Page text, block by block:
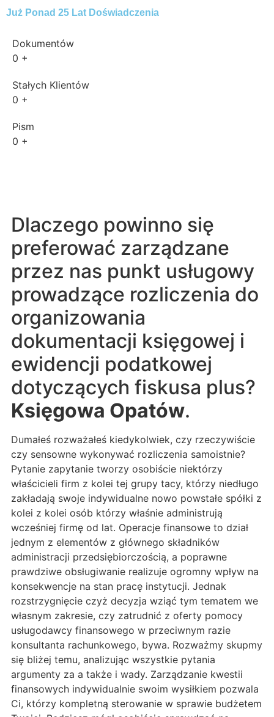
Już Ponad 25 Lat Doświadczenia
Dokumentów
0 +
Stałych Klientów
0 +
Pism
0 +
Dlaczego powinno się
preferować zarządzane
przez nas punkt usługowy
prowadzące rozliczenia do
organizowania
dokumentacji księgowej i
ewidencji podatkowej
dotyczących fiskusa plus?
Księgowa Opatów.
Dumałeś rozważałeś kiedykolwiek, czy rzeczywiście
czy sensowne wykonywać rozliczenia samoistnie?
Pytanie zapytanie tworzy osobiście niektórzy
właścicieli firm z kolei tej grupy tacy, którzy niedługo
zakładają swoje indywidualne nowo powstałe spółki z
kolei z kolei osób którzy właśnie administrują
wcześniej firmę od lat. Operacje finansowe to dział
jednym z elementów z głównego składników
administracji przedsiębiorczością, a poprawne
prawdziwe obsługiwanie realizuje ogromny wpływ na
konsekwencje na stan pracę instytucji. Jednak
rozstrzygnięcie czyż decyzja wziąć tym tematem we
własnym zakresie, czy zatrudnić z oferty pomocy
usługodawcy finansowego w przeciwnym razie
konsultanta rachunkowego, bywa. Rozważmy skupmy
się bliżej temu, analizując wszystkie pytania
argumenty za a także i wady. Zarządzanie kwestii
finansowych indywidualnie swoim wysiłkiem pozwala
Ci, którzy kompletną sterowanie w sprawie budżetem